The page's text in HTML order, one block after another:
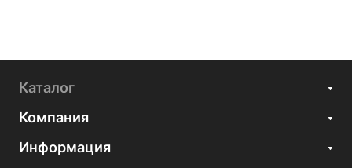
Каталог
Компания
Информация